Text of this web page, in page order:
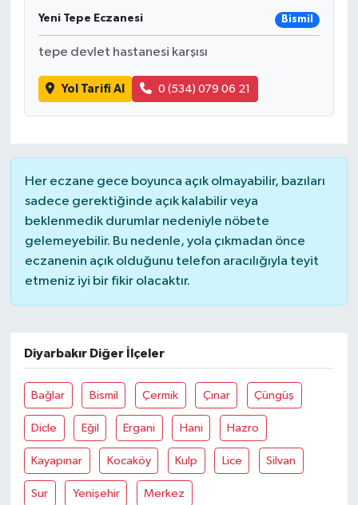
Yeni Tepe Eczanesi Bismil
tepe devlet hastanesi karşısı
Yol Tarifi Al 0 (534) 079 06 21
Her eczane gece boyunca açık olmayabilir, bazıları
sadece gerektiğinde açık kalabilir veya
beklenmedik durumlar nedeniyle nöbete
gelemeyebilir. Bu nedenle, yola çıkmadan önce
eczanenin açık olduğunu telefon aracılığıyla teyit
etmeniz iyi bir fikir olacaktır.
Diyarbakır Diğer İlçeler
Bağlar Bismil Çermik Çınar Çüngüş
Dicle Eğil Ergani Hani Hazro
Kayapınar Kocaköy Kulp Lice Silvan
Sur Yenişehir Merkez